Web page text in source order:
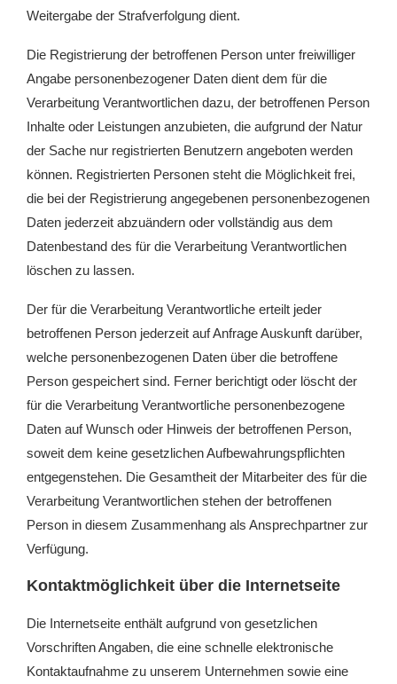
Weitergabe der Strafverfolgung dient.
Die Registrierung der betroffenen Person unter freiwilliger
Angabe personenbezogener Daten dient dem für die
Verarbeitung Verantwortlichen dazu, der betroffenen Person
Inhalte oder Leistungen anzubieten, die aufgrund der Natur
der Sache nur registrierten Benutzern angeboten werden
können. Registrierten Personen steht die Möglichkeit frei,
die bei der Registrierung angegebenen personenbezogenen
Daten jederzeit abzuändern oder vollständig aus dem
Datenbestand des für die Verarbeitung Verantwortlichen
löschen zu lassen.
Der für die Verarbeitung Verantwortliche erteilt jeder
betroffenen Person jederzeit auf Anfrage Auskunft darüber,
welche personenbezogenen Daten über die betroffene
Person gespeichert sind. Ferner berichtigt oder löscht der
für die Verarbeitung Verantwortliche personenbezogene
Daten auf Wunsch oder Hinweis der betroffenen Person,
soweit dem keine gesetzlichen Aufbewahrungspflichten
entgegenstehen. Die Gesamtheit der Mitarbeiter des für die
Verarbeitung Verantwortlichen stehen der betroffenen
Person in diesem Zusammenhang als Ansprechpartner zur
Verfügung.
Kontaktmöglichkeit über die Internetseite
Die Internetseite enthält aufgrund von gesetzlichen
Vorschriften Angaben, die eine schnelle elektronische
Kontaktaufnahme zu unserem Unternehmen sowie eine